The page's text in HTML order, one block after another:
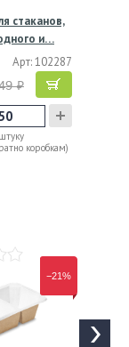
стаканов,
и…
Арт: 102287
₽
коробкам)
−21%